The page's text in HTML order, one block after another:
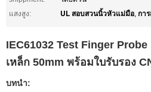
แสงสูง:
UL สอบสวนนิ้วหัวแม่มือ, กา
IEC61032 Test Finger
เหล็ก 50mm พร้อมใบรับรอง
บทนำ: